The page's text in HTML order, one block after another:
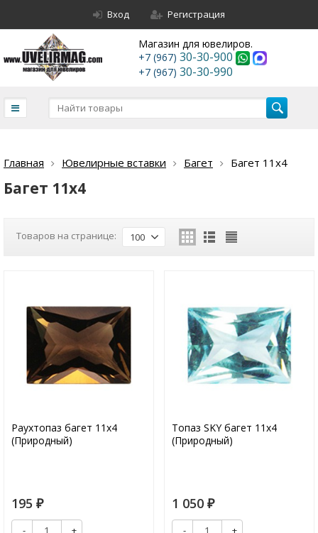
Вход Регистрация
Магазин для ювелиров.
+7 (967) 30-30-900
+7 (967) 30-30-990
Главная Ювелирные вставки Багет Багет 11х4
Багет 11х4
Товаров на странице: 100
Раухтопаз багет 11х4
(Природный)
195 ₽
-
+
Топаз SKY багет 11х4
(Природный)
1 050 ₽
-
+